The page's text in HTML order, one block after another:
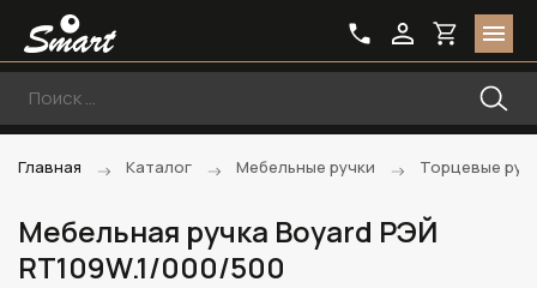
Главная Каталог Мебельные ручки Торцевые
Мебельная ручка Boyard РЭЙ
RT109W.1/000/500